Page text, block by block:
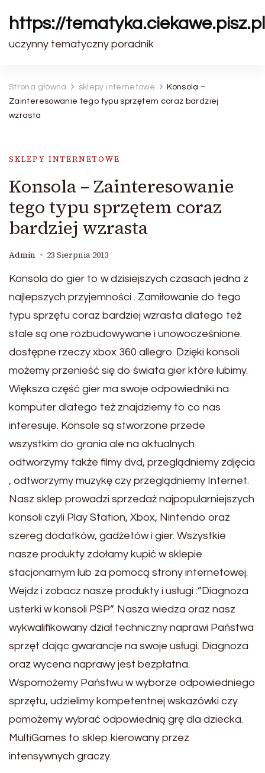
https://tematyka.ciekawe.pisz.pl
uczynny tematyczny poradnik
Strona główna sklepy internetowe
Konsola –
Zainteresowanie tego typu sprzętem coraz bardziej
wzrasta
SKLEPY INTERNETOWE
Konsola – Zainteresowanie
tego typu sprzętem coraz
bardziej wzrasta
Admin 23 Sierpnia 2013
Konsola do gier to w dzisiejszych czasach jedna z
najlepszych przyjemności . Zamiłowanie do tego
typu sprzętu coraz bardziej wzrasta dlatego też
stale są one rozbudowywane i unowocześnione.
dostępne rzeczy xbox 360 allegro. Dzięki konsoli
możemy przenieść się do świata gier które lubimy.
Większa część gier ma swoje odpowiedniki na
komputer dlatego też znajdziemy to co nas
interesuje. Konsole są stworzone przede
wszystkim do grania ale na aktualnych
odtworzymy także filmy dvd, przeglądniemy zdjęcia
, odtworzymy muzykę czy przeglądniemy Internet.
Nasz sklep prowadzi sprzedaż najpopularniejszych
konsoli czyli Play Station, Xbox, Nintendo oraz
szereg dodatków, gadżetów i gier. Wszystkie
nasze produkty zdołamy kupić w sklepie
stacjonarnym lub za pomocą strony internetowej.
Wejdz i zobacz nasze produkty i usługi :”Diagnoza
usterki w konsoli PSP”. Nasza wiedza oraz nasz
wykwalifikowany dział techniczny naprawi Państwa
sprzęt dając gwarancje na swoje usługi. Diagnoza
oraz wycena naprawy jest bezpłatna.
Wspomożemy Państwu w wyborze odpowiedniego
sprzętu, udzielimy kompetentnej wskazówki czy
pomożemy wybrać odpowiednią grę dla dziecka.
MultiGames to sklep kierowany przez
intensywnych graczy.